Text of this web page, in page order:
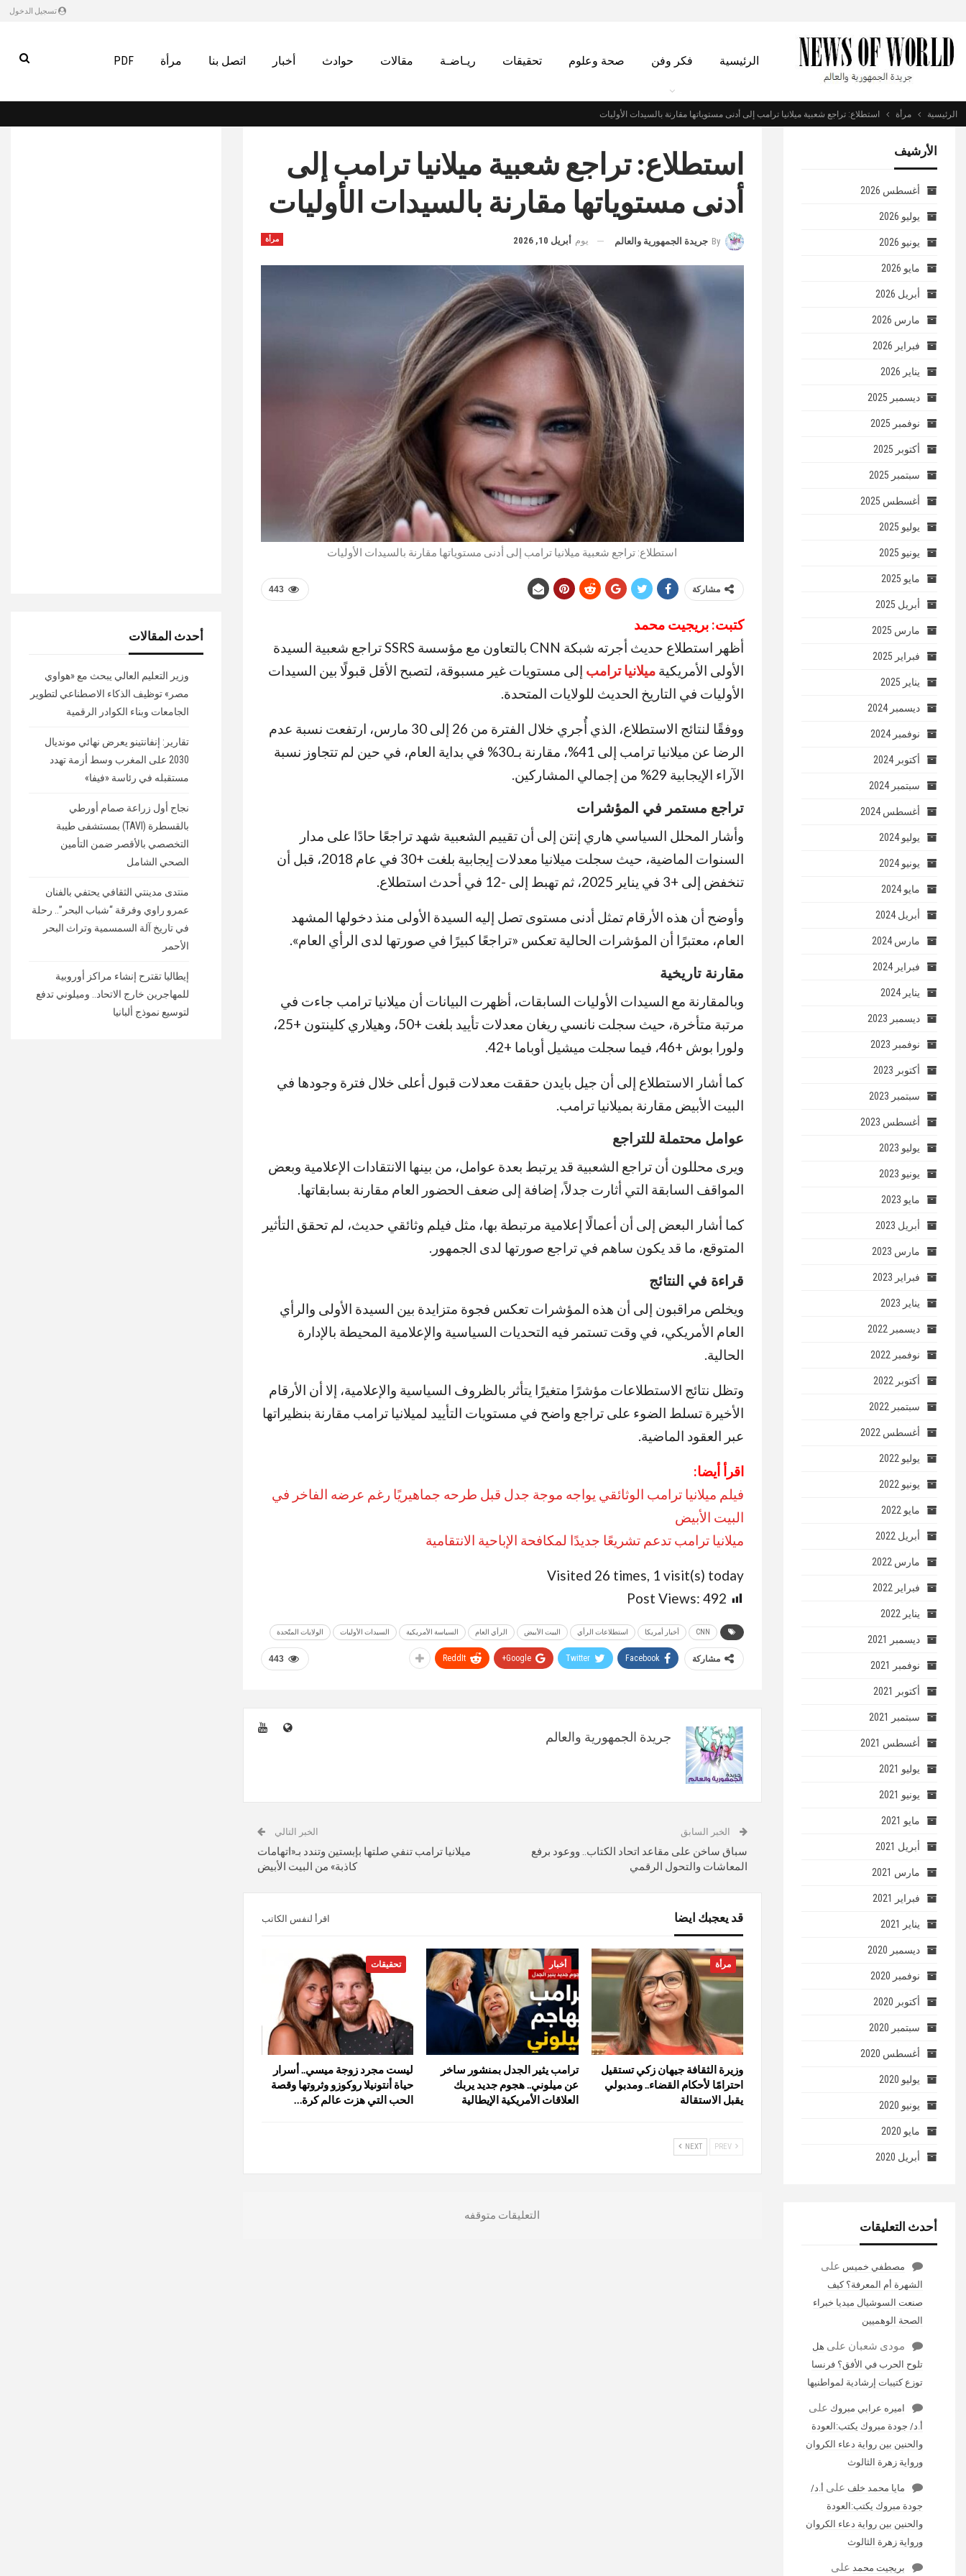
تسجيل الدخول
الرئيسية فكر وفن صحة وعلوم تحقيقات ريـاضـة مقالات حوادث أخبار اتصل بنا مرأة PDF
الرئيسية مرأة استطلاع: تراجع شعبية ميلانيا ترامب إلى أدنى مستوياتها مقارنة بالسيدات الأوليات
استطلاع: تراجع شعبية ميلانيا ترامب إلى
أدنى مستوياتها مقارنة بالسيدات الأوليات
مرأة By جريدة الجمهورية والعالم يوم أبريل 10, 2026
استطلاع: تراجع شعبية ميلانيا ترامب إلى أدنى مستوياتها مقارنة بالسيدات الأوليات
443 مشاركة
كتبت: بريجيت محمد
أظهر استطلاع حديث أجرته شبكة CNN بالتعاون مع مؤسسة SSRS تراجع شعبية السيدة
الأولى الأمريكية ميلانيا ترامب إلى مستويات غير مسبوقة، لتصبح الأقل قبولًا بين السيدات
الأوليات في التاريخ الحديث للولايات المتحدة.
ووفقًا لنتائج الاستطلاع، الذي أُجري خلال الفترة من 26 إلى 30 مارس، ارتفعت نسبة عدم
الرضا عن ميلانيا ترامب إلى 41%، مقارنة بـ30% في بداية العام، في حين لم تتجاوز نسبة
الآراء الإيجابية 29% من إجمالي المشاركين.
تراجع مستمر في المؤشرات
وأشار المحلل السياسي هاري إنتن إلى أن تقييم الشعبية شهد تراجعًا حادًا على مدار
السنوات الماضية، حيث سجلت ميلانيا معدلات إيجابية بلغت +30 في عام 2018، قبل أن
تنخفض إلى +3 في يناير 2025، ثم تهبط إلى -12 في أحدث استطلاع.
وأوضح أن هذه الأرقام تمثل أدنى مستوى تصل إليه السيدة الأولى منذ دخولها المشهد
العام، معتبرًا أن المؤشرات الحالية تعكس «تراجعًا كبيرًا في صورتها لدى الرأي العام».
مقارنة تاريخية
وبالمقارنة مع السيدات الأوليات السابقات، أظهرت البيانات أن ميلانيا ترامب جاءت في
مرتبة متأخرة، حيث سجلت نانسي ريغان معدلات تأييد بلغت +50، وهيلاري كلينتون +25،
ولورا بوش +46، فيما سجلت ميشيل أوباما +42.
كما أشار الاستطلاع إلى أن جيل بايدن حققت معدلات قبول أعلى خلال فترة وجودها في
البيت الأبيض مقارنة بميلانيا ترامب.
عوامل محتملة للتراجع
ويرى محللون أن تراجع الشعبية قد يرتبط بعدة عوامل، من بينها الانتقادات الإعلامية وبعض
المواقف السابقة التي أثارت جدلاً، إضافة إلى ضعف الحضور العام مقارنة بسابقاتها.
كما أشار البعض إلى أن أعمالًا إعلامية مرتبطة بها، مثل فيلم وثائقي حديث، لم تحقق التأثير
المتوقع، ما قد يكون ساهم في تراجع صورتها لدى الجمهور.
قراءة في النتائج
ويخلص مراقبون إلى أن هذه المؤشرات تعكس فجوة متزايدة بين السيدة الأولى والرأي
العام الأمريكي، في وقت تستمر فيه التحديات السياسية والإعلامية المحيطة بالإدارة
الحالية.
وتظل نتائج الاستطلاعات مؤشرًا متغيرًا يتأثر بالظروف السياسية والإعلامية، إلا أن الأرقام
الأخيرة تسلط الضوء على تراجع واضح في مستويات التأييد لميلانيا ترامب مقارنة بنظيراتها
عبر العقود الماضية.
اقرأ أيضا:
فيلم ميلانيا ترامب الوثائقي يواجه موجة جدل قبل طرحه جماهيريًا رغم عرضه الفاخر في
البيت الأبيض
ميلانيا ترامب تدعم تشريعًا جديدًا لمكافحة الإباحية الانتقامية
Visited 26 times, 1 visit(s) today
Post Views: 492
CNN أخبار أمريكا استطلاعات الرأي البيت الأبيض الرأي العام السياسة الأمريكية السيدات الأوليات الولايات المتّحدة
443 مشاركة Facebook
Twitter
Google+
ReddIt
جريدة الجمهورية والعالم
الخبر السابق
سباق ساخن على مقاعد اتحاد الكتاب.. ووعود برفع
المعاشات والتحول الرقمي
الخبر التالي
ميلانيا ترامب تنفي صلتها بإبستين وتندد بـ«اتهامات
كاذبة» من البيت الأبيض
قد يعجبك ايضا اقرأ لنفس الكاتب
مرأة
وزيرة الثقافة جيهان زكي تستقيل
احترامًا لأحكام القضاء.. ومدبولي
يقبل الاستقالة
أخبار
ترامب يثير الجدل بمنشور ساخر
عن ميلوني.. هجوم جديد يربك
العلاقات الأمريكية الإيطالية
تحقيقات
ليست مجرد زوجة ميسي.. أسرار
حياة أنتونيلا روكوزو وثروتها وقصة
الحب التي هزت عالم كرة…
NEXT
التعليقات متوقفه
أحدث المقالات
وزير التعليم العالي يبحث مع «هواوي
مصر» توظيف الذكاء الاصطناعي لتطوير
الجامعات وبناء الكوادر الرقمية
تقارير: إنفانتينو يعرض نهائي مونديال
2030 على المغرب وسط أزمة تهدد
مستقبله في رئاسة «فيفا»
نجاح أول زراعة صمام أورطي
بالقسطرة (TAVI) بمستشفى طيبة
التخصصي بالأقصر ضمن التأمين
الصحي الشامل
منتدى مدينتي الثقافي يحتفي بالفنان
عمرو راوي وفرقة “شباب البحر”.. رحلة
في تاريخ آلة السمسمية وتراث البحر
الأحمر
إيطاليا تقترح إنشاء مراكز أوروبية
للمهاجرين خارج الاتحاد.. وميلوني تدفع
لتوسيع نموذج ألبانيا
الأرشيف
أغسطس 2026
يوليو 2026
يونيو 2026
مايو 2026
أبريل 2026
مارس 2026
فبراير 2026
يناير 2026
ديسمبر 2025
نوفمبر 2025
أكتوبر 2025
سبتمبر 2025
أغسطس 2025
يوليو 2025
يونيو 2025
مايو 2025
أبريل 2025
مارس 2025
فبراير 2025
يناير 2025
ديسمبر 2024
نوفمبر 2024
أكتوبر 2024
سبتمبر 2024
أغسطس 2024
يوليو 2024
يونيو 2024
مايو 2024
أبريل 2024
مارس 2024
فبراير 2024
يناير 2024
ديسمبر 2023
نوفمبر 2023
أكتوبر 2023
سبتمبر 2023
أغسطس 2023
يوليو 2023
يونيو 2023
مايو 2023
أبريل 2023
مارس 2023
فبراير 2023
يناير 2023
ديسمبر 2022
نوفمبر 2022
أكتوبر 2022
سبتمبر 2022
أغسطس 2022
يوليو 2022
يونيو 2022
مايو 2022
أبريل 2022
مارس 2022
فبراير 2022
يناير 2022
ديسمبر 2021
نوفمبر 2021
أكتوبر 2021
سبتمبر 2021
أغسطس 2021
يوليو 2021
يونيو 2021
مايو 2021
أبريل 2021
مارس 2021
فبراير 2021
يناير 2021
ديسمبر 2020
نوفمبر 2020
أكتوبر 2020
سبتمبر 2020
أغسطس 2020
يوليو 2020
يونيو 2020
مايو 2020
أبريل 2020
أحدث التعليقات
مصطفي خميس على
الشهرة أم المعرفة؟ كيف
صنعت السوشيال ميديا خبراء
الصحة الوهميين
مودى شعبان على هل
تلوح الحرب في الأفق؟ فرنسا
توزع كتيبات إرشادية لمواطنيها
اميره عرابي مبروك على
أ.د/ جودة مبروك يكتب:العودة
والحنين بين رواية دعاء الكروان
ورواية زهرة الثالوث
مايا محمد خلف على أ.د/
جودة مبروك يكتب:العودة
والحنين بين رواية دعاء الكروان
ورواية زهرة الثالوث
بريجيت محمدعلى